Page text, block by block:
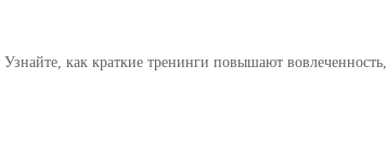
Узнайте, как краткие тренинги повышают вовлеченность,